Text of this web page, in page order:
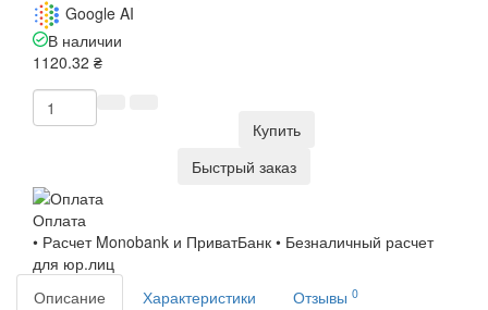
Google AI
В наличии
1120.32 ₴
Купить
Быстрый заказ
Оплата
• Расчет Monobank и ПриватБанк • Безналичный расчет
для юр.лиц
Описание
Характеристики Отзывы 0